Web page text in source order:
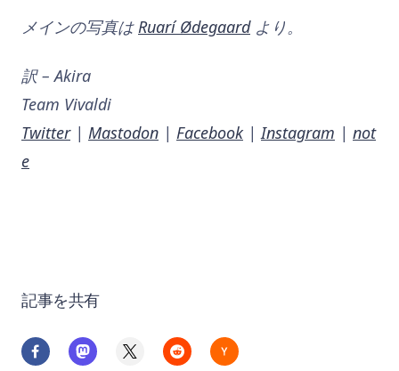
メインの写真は Ruarí Ødegaardより。
訳 – Akira
Team Vivaldi
Twitter| Mastodon | Facebook |Instagram | not
e
記事を共有